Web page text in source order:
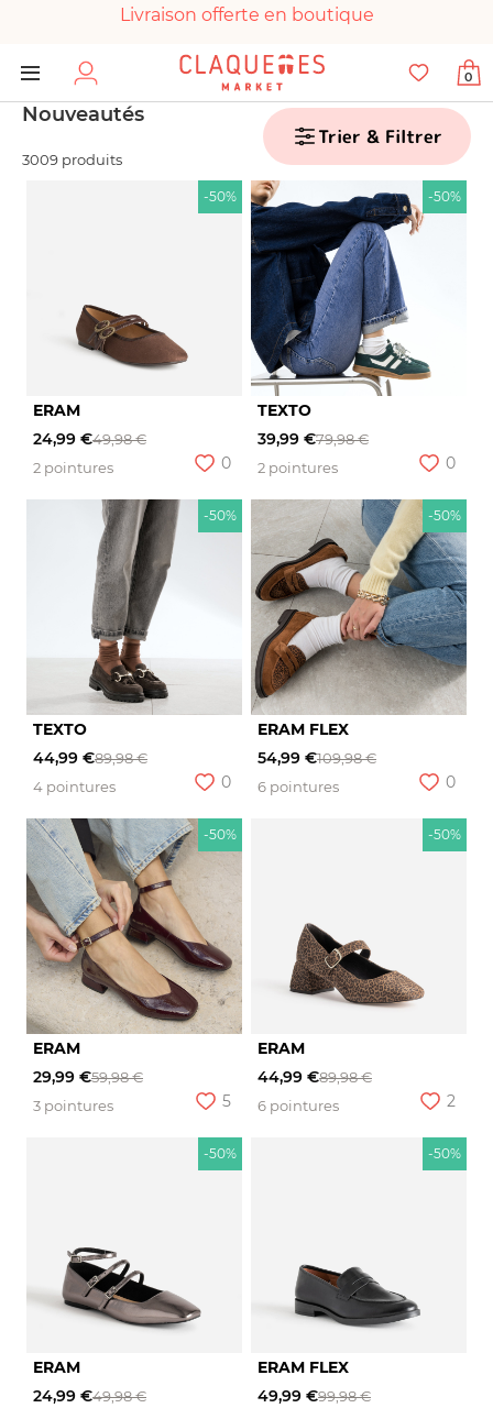
Livraison offerte en boutique
Paiement 100% sécurisé
Chaussures garanties en parfait état
0
Nouveautés
3009 produits
Trier & Filtrer
-50%
ERAM
24,99 €49,98 €
2 pointures
0
-50%
TEXTO
39,99 €79,98 €
2 pointures
0
-50%
TEXTO
44,99 €89,98 €
4 pointures
0
-50%
ERAM FLEX
54,99 €109,98 €
6 pointures
0
-50%
ERAM
29,99 €59,98 €
3 pointures
5
-50%
ERAM
44,99 €89,98 €
6 pointures
2
-50%
ERAM
24,99 €49,98 €
-50%
ERAM FLEX
49,99 €99,98 €